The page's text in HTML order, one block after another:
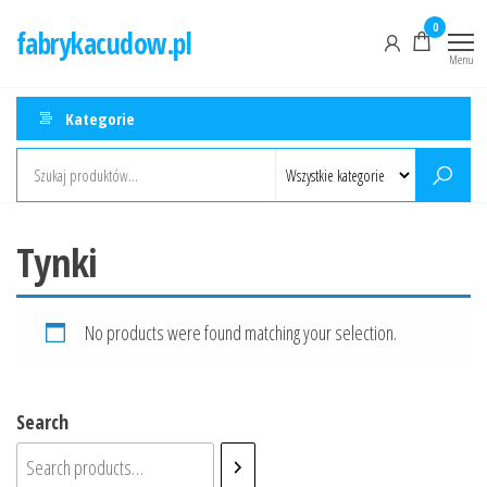
fabrykacudow.pl 0
Menu
Kategorie
Tynki
No products were found matching your selection.
Search